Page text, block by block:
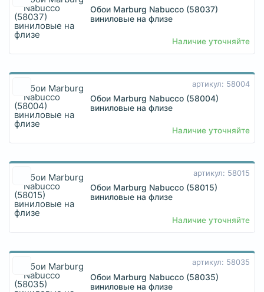
Обои Marburg Nabucco (58037)
виниловые на флизе
Наличие уточняйте
артикул: 58004
Обои Marburg Nabucco (58004)
виниловые на флизе
Наличие уточняйте
артикул: 58015
Обои Marburg Nabucco (58015)
виниловые на флизе
Наличие уточняйте
артикул: 58035
Обои Marburg Nabucco (58035)
виниловые на флизе